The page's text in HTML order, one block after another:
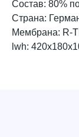
Состав: 80%
Страна:
Мембрана: R-
lwh: